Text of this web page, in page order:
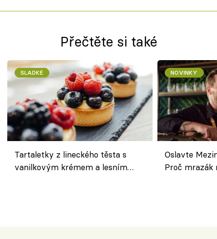
Přečtěte si také
SLADKÉ
Tartaletky z lineckého těsta s
vanilkovým krémem a lesním
NOVINKY
Oslavte
Proč